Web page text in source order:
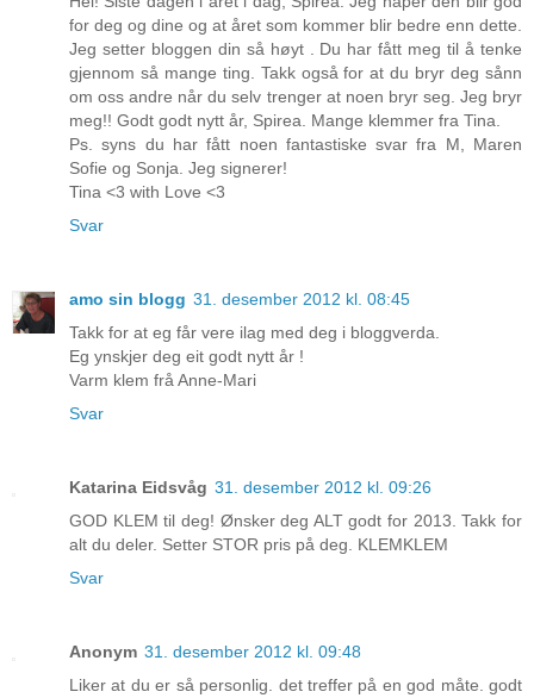
for deg og dine og at året som kommer blir bedre enn dette.
Jeg setter bloggen din så høyt . Du har fått meg til å tenke
gjennom så mange ting. Takk også for at du bryr deg sånn
om oss andre når du selv trenger at noen bryr seg. Jeg bryr
meg!! Godt godt nytt år, Spirea. Mange klemmer fra Tina.
Ps. syns du har fått noen fantastiske svar fra M, Maren
Sofie og Sonja. Jeg signerer!
Tina <3 with Love <3
Svar
amo sin blogg 31. desember 2012 kl. 08:45
Takk for at eg får vere ilag med deg i bloggverda.
Eg ynskjer deg eit godt nytt år !
Varm klem frå Anne-Mari
Svar
Katarina Eidsvåg 31. desember 2012 kl. 09:26
GOD KLEM til deg! Ønsker deg ALT godt for 2013. Takk for
alt du deler. Setter STOR pris på deg. KLEMKLEM
Svar
Anonym 31. desember 2012 kl. 09:48
Liker at du er så personlig. det treffer på en god måte. godt